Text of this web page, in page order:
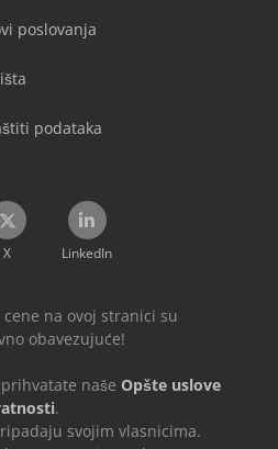
poslovanja
podataka
X LinkedIn
na ovoj stranici su
obavezujuće!
naše Opšte uslove
.
svojim vlasnicima.